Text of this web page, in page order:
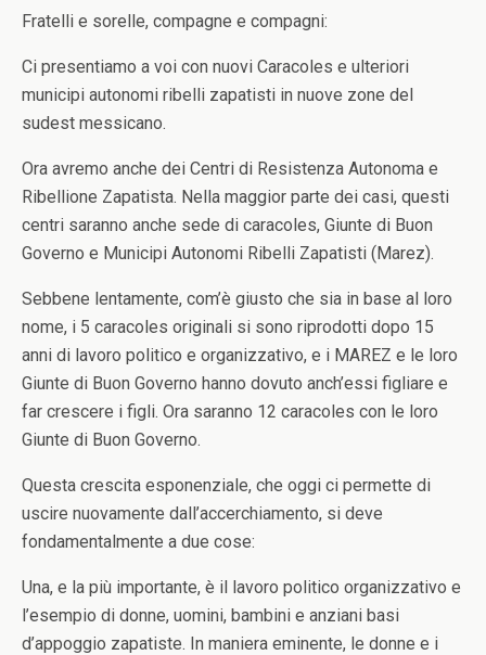
Fratelli e sorelle, compagne e compagni:
Ci presentiamo a voi con nuovi Caracoles e ulteriori
municipi autonomi ribelli zapatisti in nuove zone del
sudest messicano.
Ora avremo anche dei Centri di Resistenza Autonoma e
Ribellione Zapatista. Nella maggior parte dei casi, questi
centri saranno anche sede di caracoles, Giunte di Buon
Governo e Municipi Autonomi Ribelli Zapatisti (Marez).
Sebbene lentamente, com’è giusto che sia in base al loro
nome, i 5 caracoles originali si sono riprodotti dopo 15
anni di lavoro politico e organizzativo, e i MAREZ e le loro
Giunte di Buon Governo hanno dovuto anch’essi figliare e
far crescere i figli. Ora saranno 12 caracoles con le loro
Giunte di Buon Governo.
Questa crescita esponenziale, che oggi ci permette di
uscire nuovamente dall’accerchiamento, si deve
fondamentalmente a due cose:
Una, e la più importante, è il lavoro politico organizzativo e
l’esempio di donne, uomini, bambini e anziani basi
d’appoggio zapatiste. In maniera eminente, le donne e i